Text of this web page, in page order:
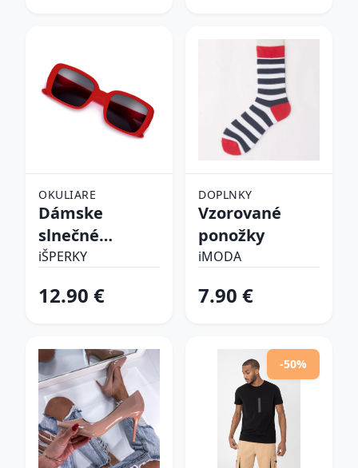
OKULIARE
Dámske
slnečné
okuliare
iŠPERKY
12.90 €
DOPLNKY
Vzorované
ponožky
iMODA
7.90 €
-50%